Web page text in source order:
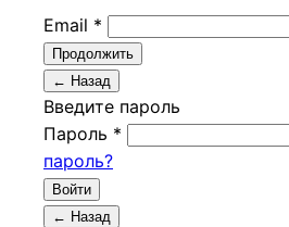
Email *
Продолжить
← Назад
Введите пароль
Пароль *
пароль?
Войти
← Назад